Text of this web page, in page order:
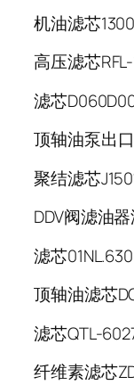
机油滤芯
高压滤芯
滤芯
顶轴油泵出
聚结滤芯
DDV阀滤油
滤芯
顶轴油滤芯
滤芯QTL-
纤维素滤芯